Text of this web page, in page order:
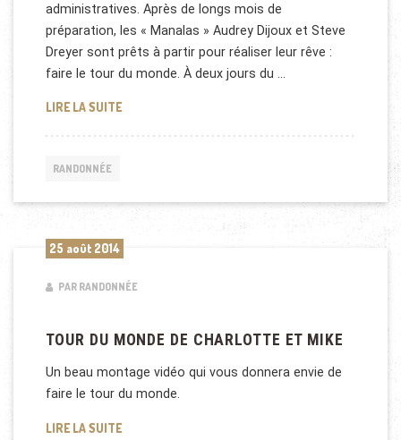
administratives. Après de longs mois de
préparation, les « Manalas » Audrey Dijoux et Steve
Dreyer sont prêts à partir pour réaliser leur rêve :
faire le tour du monde. À deux jours du …
LIRE LA SUITEUN COUPLE ALSACIEN VEUT FAIRE LE TOUR DU
RANDONNÉE
25 août 2014
PAR RANDONNÉE
TOUR DU MONDE DE CHARLOTTE ET MIKE
Un beau montage vidéo qui vous donnera envie de
faire le tour du monde.
LIRE LA SUITETOUR DU MONDE DE CHARLOTTE ET MIKE